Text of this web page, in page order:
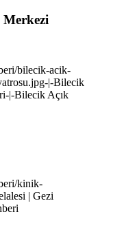
bilecik-acik-
|-Bilecik
|-Bilecik Açık
kinik-
| Gezi